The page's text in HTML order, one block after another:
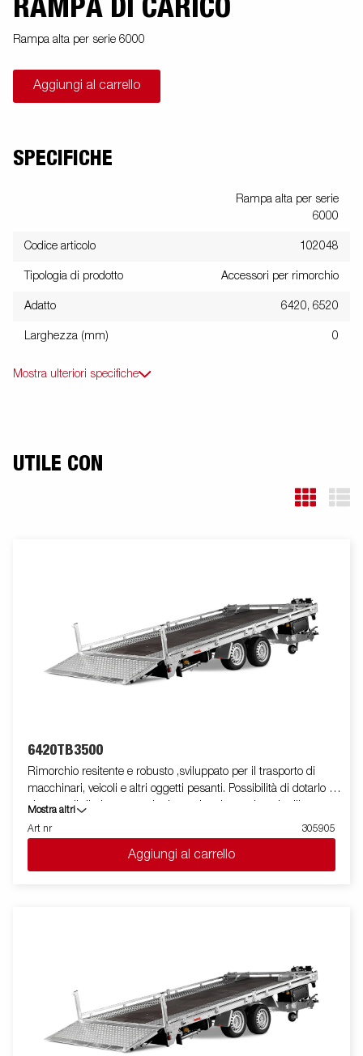
RAMPA DI CARICO
Rampa alta per serie 6000
Aggiungi al carrello
SPECIFICHE
Rampa alta per serie
6000
Codice articolo 102048
Tipologia di prodotto Accessori per rimorchio
Adatto 6420, 6520
Larghezza (mm) 0
Mostra ulteriori specifiche
UTILE CON
6420TB3500
Rimorchio resitente e robusto ,sviluppato per il trasporto di
macchinari, veicoli e altri oggetti pesanti. Possibilità di dotarlo di
sistema di ribaltamento che lo rende adatto ad ogni utilizzo
mediante la combinazione di diversi accessori Le immagini
sono solo a scopo illustrativo e possono mostrare attrezzature
Mostra altri
Art nr
305905
Aggiungi al carrello